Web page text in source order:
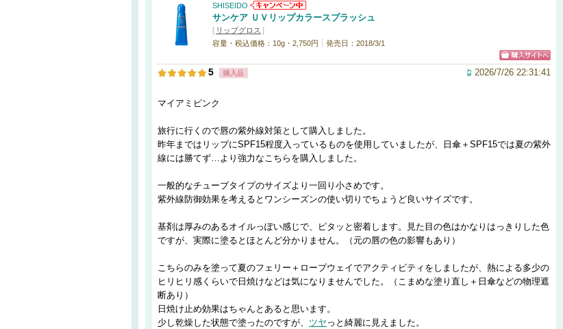
SHISEIDO
サンケア ＵＶリップカラースプラッシュ
[ リップグロス ]
容量・税込価格：10g・2,750円
発売日：2018/3/1
5 購入品 2026/7/26 22:31:41
マイアミピンク
旅行に行くので唇の紫外線対策として購入しました。
昨年まではリップにSPF15程度入っているものを使用していましたが、日傘＋SPF15では夏の紫外
線には勝てず…より強力なこちらを購入しました。
一般的なチューブタイプのサイズより一回り小さめです。
紫外線防御効果を考えるとワンシーズンの使い切りでちょうど良いサイズです。
基剤は厚みのあるオイルっぽい感じで、ピタッと密着します。見た目の色はかなりはっきりした色
ですが、実際に塗るとほとんど分かりません。（元の唇の色の影響もあり）
こちらのみを塗って夏のフェリー＋ロープウェイでアクティビティをしましたが、熱による多少の
ヒリヒリ感くらいで日焼けなどは気になりませんでした。（こまめな塗り直し＋日傘などの物理遮
断あり）
日焼け止め効果はちゃんとあると思います。
少し乾燥した状態で塗ったのですが、 ツヤ っと綺麗に見えました。